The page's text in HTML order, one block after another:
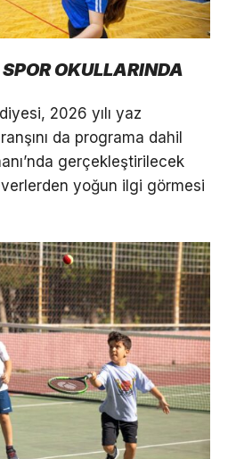
OKULLARINDA
2026 yılı yaz
da programa dahil
gerçekleştirilecek
yoğun ilgi görmesi